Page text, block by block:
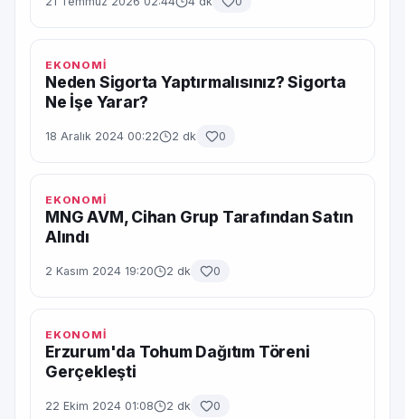
EKONOMİ
Neden Sigorta Yaptırmalısınız? Sigorta
Ne İşe Yarar?
18 Aralık 2024 00:22 2 dk 0
EKONOMİ
MNG AVM, Cihan Grup Tarafından Satın
Alındı
2 Kasım 2024 19:20 2 dk 0
EKONOMİ
Erzurum'da Tohum Dağıtım Töreni
Gerçekleşti
22 Ekim 2024 01:08 2 dk 0